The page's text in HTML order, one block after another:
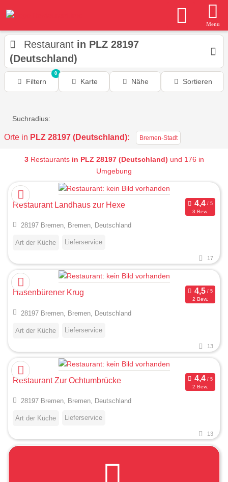
Menu
Restaurant in PLZ 28197
(Deutschland)
Filtern
0
Karte Nähe Sortieren
Suchradius:
Orte in PLZ 28197 (Deutschland): Bremen-Stadt
3Restaurants in PLZ 28197 (Deutschland) und 176 in
Umgebung
Restaurant Landhaus zur Hexe
3 Bew.
28197 Bremen, Bremen, Deutschland
Art der Küche Lieferservice
17
Hasenbürener Krug
2 Bew.
28197 Bremen, Bremen, Deutschland
Art der Küche Lieferservice
13
Restaurant Zur Ochtumbrücke
2 Bew.
28197 Bremen, Bremen, Deutschland
Art der Küche Lieferservice
13